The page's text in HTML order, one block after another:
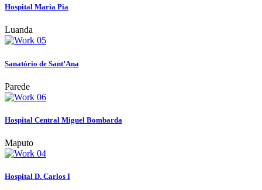
Hospital Maria Pia
Luanda
Sanatório de Sant’Ana
Parede
Hospital Central Miguel Bombarda
Maputo
Hospital D. Carlos I